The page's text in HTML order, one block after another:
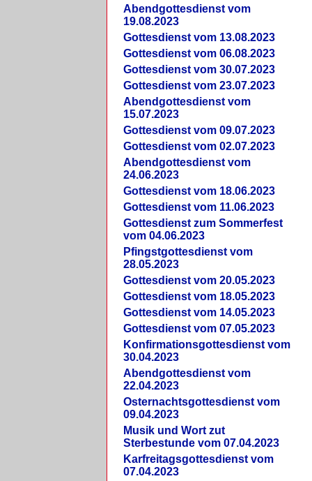
Abendgottesdienst vom
19.08.2023
Gottesdienst vom 13.08.2023
Gottesdienst vom 06.08.2023
Gottesdienst vom 30.07.2023
Gottesdienst vom 23.07.2023
Abendgottesdienst vom
15.07.2023
Gottesdienst vom 09.07.2023
Gottesdienst vom 02.07.2023
Abendgottesdienst vom
24.06.2023
Gottesdienst vom 18.06.2023
Gottesdienst vom 11.06.2023
Gottesdienst zum Sommerfest
vom 04.06.2023
Pfingstgottesdienst vom
28.05.2023
Gottesdienst vom 20.05.2023
Gottesdienst vom 18.05.2023
Gottesdienst vom 14.05.2023
Gottesdienst vom 07.05.2023
Konfirmationsgottesdienst vom
30.04.2023
Abendgottesdienst vom
22.04.2023
Osternachtsgottesdienst vom
09.04.2023
Musik und Wort zut
Sterbestunde vom 07.04.2023
Karfreitagsgottesdienst vom
07.04.2023